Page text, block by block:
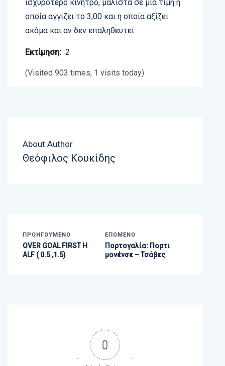
ισχυρότερο κίνητρο, μάλιστα σε μία τιμή η
οποία αγγίζει το 3,00 και η οποία αξίζει
ακόμα και αν δεν επαληθευτεί.
Εκτίμηση: 2
(Visited 903 times, 1 visits today)
About Author
Θεόφιλος Κουκίδης
ΠΡΟΗΓΟΎΜΕΝΟ
OVER GOAL FIRST H
ALF ( 0.5 ,1.5)
ΕΠΌΜΕΝΟ
Πορτογαλία: Πορτι
μονένσε – Τσάβες
0